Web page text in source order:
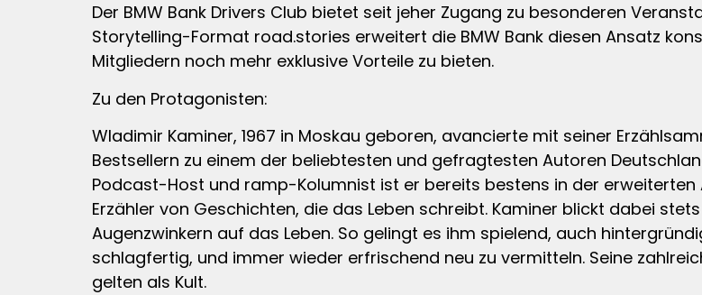
Der BMW Bank Drivers Club bietet seit jeher Zugang zu besonderen
Storytelling-Format road.stories erweitert die BMW Bank diesen Ansatz
Mitgliedern noch mehr exklusive Vorteile zu bieten.
Zu den Protagonisten:
Wladimir Kaminer, 1967 in Moskau geboren, avancierte mit seiner
Bestsellern zu einem der beliebtesten und gefragtesten Autoren
Podcast-Host und ramp-Kolumnist ist er bereits bestens in der
Erzähler von Geschichten, die das Leben schreibt. Kaminer blickt dabei
Augenzwinkern auf das Leben. So gelingt es ihm spielend, auch
schlagfertig, und immer wieder erfrischend neu zu vermitteln. Seine
gelten als Kult.